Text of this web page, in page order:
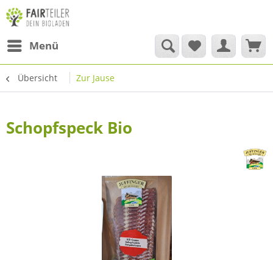
Menü
Übersicht Zur Jause
Schopfspeck Bio